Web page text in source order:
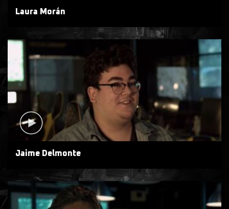
Laura Morán
Jaime Delmonte